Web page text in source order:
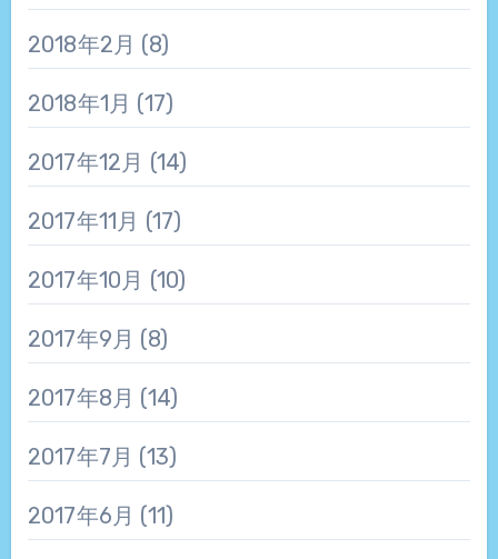
2018年2月 (8)
2018年1月 (17)
2017年12月 (14)
2017年11月 (17)
2017年10月 (10)
2017年9月 (8)
2017年8月 (14)
2017年7月 (13)
2017年6月 (11)